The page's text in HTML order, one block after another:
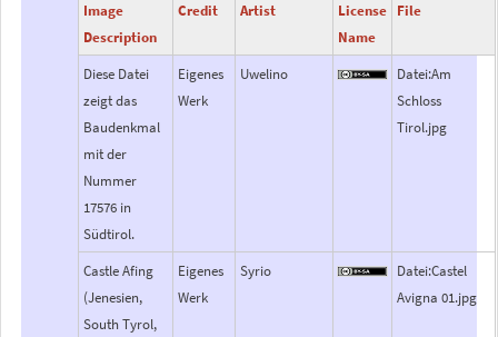
Image
Description
Credit Artist
License
Name
File
Diese Datei
zeigt das
Baudenkmal
mit der
Nummer
17576 in
Südtirol.
Eigenes
Werk
Uwelino
Datei:Am
Schloss
Tirol.jpg
Castle Afing
(Jenesien,
South Tyrol,
Eigenes
Werk
Syrio
Datei:Castel
Avigna 01.jpg